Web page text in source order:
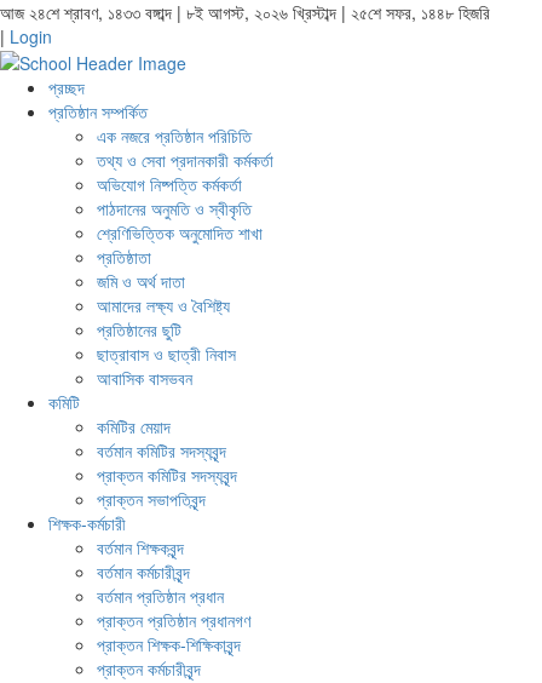
আজ ২৪শে শ্রাবণ, ১৪৩৩ বঙ্গাব্দ | ৮ই আগস্ট, ২০২৬ খ্রিস্টাব্দ | ২৫শে সফর, ১৪৪৮ হিজরি
| Login
প্রচ্ছদ
প্রতিষ্ঠান সম্পর্কিত
এক নজরে প্রতিষ্ঠান পরিচিতি
তথ্য ও সেবা প্রদানকারী কর্মকর্তা
অভিযোগ নিষ্পত্তি কর্মকর্তা
পাঠদানের অনুমতি ও স্বীকৃতি
শ্রেণিভিত্তিক অনুমোদিত শাখা
প্রতিষ্ঠাতা
জমি ও অর্থ দাতা
আমাদের লক্ষ্য ও বৈশিষ্ট্য
প্রতিষ্ঠানের ছুটি
ছাত্রাবাস ও ছাত্রী নিবাস
আবাসিক বাসভবন
কমিটি
কমিটির মেয়াদ
বর্তমান কমিটির সদস্যবৃন্দ
প্রাক্তন কমিটির সদস্যবৃন্দ
প্রাক্তন সভাপতিবৃন্দ
শিক্ষক-কর্মচারী
বর্তমান শিক্ষকবৃন্দ
বর্তমান কর্মচারীবৃন্দ
বর্তমান প্রতিষ্ঠান প্রধান
প্রাক্তন প্রতিষ্ঠান প্রধানগণ
প্রাক্তন শিক্ষক-শিক্ষিকাবৃন্দ
প্রাক্তন কর্মচারীবৃন্দ